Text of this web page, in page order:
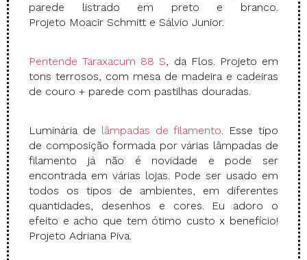
parede listrado em preto e branco.
Projeto Moacir Schmitt e Sálvio Junior.
Pentende Taraxacum 88 S, da Flos. Projeto em
tons terrosos, com mesa de madeira e cadeiras
de couro + parede com pastilhas douradas.
Luminária de lâmpadas de filamento. Esse tipo
de composição formada por várias lâmpadas de
filamento já não é novidade e pode ser
encontrada em várias lojas. Pode ser usado em
todos os tipos de ambientes, em diferentes
quantidades, desenhos e cores. Eu adoro o
efeito e acho que tem ótimo custo x benefício!
Projeto Adriana Piva.